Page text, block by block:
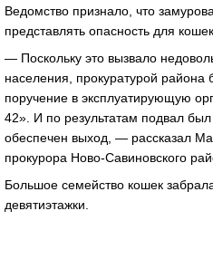
Ведомство признало, что
представлять опасность для
— Поскольку это вызвало
населения, прокуратурой
поручение в эксплуатирующую
42». И по результатам подвал
обеспечен выход, — рассказал
прокурора Ново-Савиновского
Большое семейство кошек
девятиэтажки.